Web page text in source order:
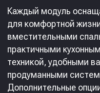
Каждый модуль
для комфортной
вместительными
практичными
техникой, удобными
продуманными
Дополнительные